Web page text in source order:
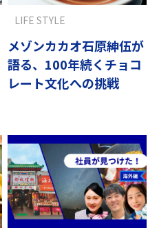
メゾンカカオ石原紳伍が
語る、100年続くチョコ
レート文化への挑戦
LIFE STYLE